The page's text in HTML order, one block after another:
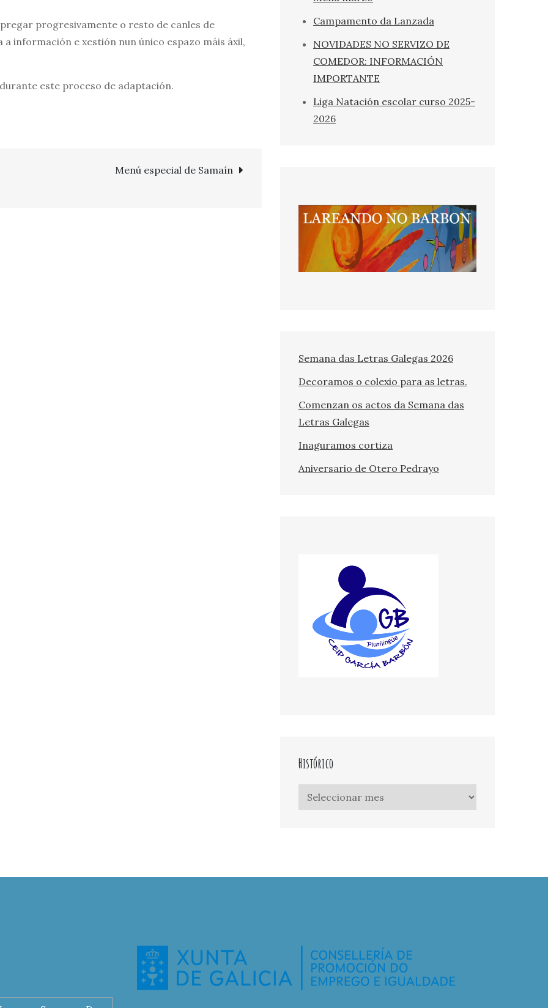
progresivamente o resto de canles de
información e xestión nun único espazo máis áxil,
este proceso de adaptación.
Menú especial de Samaín
Campamento da Lanzada
NOVIDADES NO SERVIZO DE
COMEDOR: INFORMACIÓN
IMPORTANTE
Liga Natación escolar curso 2025-
2026
Semana das Letras Galegas 2026
Decoramos o colexio para as letras.
Comenzan os actos da Semana das
Letras Galegas
Inaguramos cortiza
Aniversario de Otero Pedrayo
Histórico
Histórico